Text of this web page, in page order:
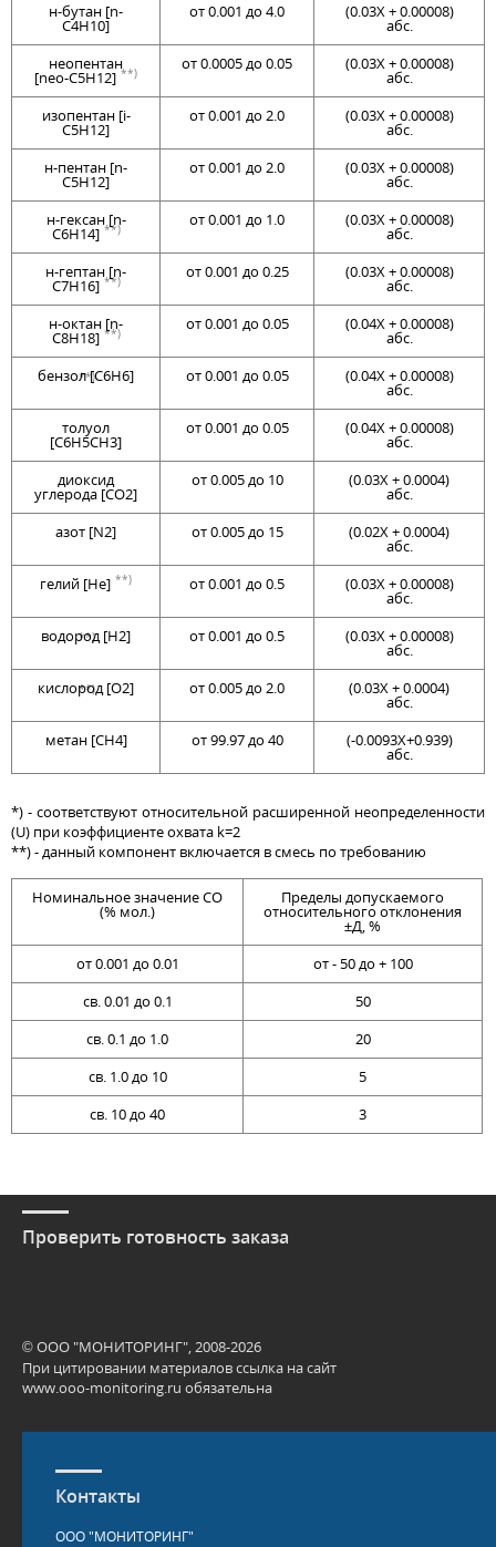
н-бутан [n-
C4H10]
от 0.001 до 4.0 (0.03Х + 0.00008)
абс.
нeoпентан
[neo-C5H12] **)
от 0.0005 до 0.05 (0.03Х + 0.00008)
абс.
изопентан [i-
C5H12]
от 0.001 до 2.0 (0.03Х + 0.00008)
абс.
н-пентан [n-
C5H12]
от 0.001 до 2.0 (0.03Х + 0.00008)
абс.
н-гексан [n-
C6H14] **)
от 0.001 до 1.0 (0.03Х + 0.00008)
абс.
н-гептан [n-
C7H16] **)
от 0.001 до 0.25 (0.03Х + 0.00008)
абс.
н-октан [n-
C8H18] **)
от 0.001 до 0.05 (0.04Х + 0.00008)
абс.
бензол [C6H6]
**) от 0.001 до 0.05 (0.04Х + 0.00008)
абс.
толуол
[C6H5CH3]
от 0.001 до 0.05 (0.04Х + 0.00008)
абс.
диоксид
углерода [CO2]
от 0.005 до 10 (0.03Х + 0.0004)
абс.
азот [N2]
от 0.005 до 15 (0.02Х + 0.0004)
абс.
гелий [He] **) от 0.001 до 0.5 (0.03Х + 0.00008)
абс.
водород [H2]
**) от 0.001 до 0.5 (0.03Х + 0.00008)
абс.
кислород [O2]
**) от 0.005 до 2.0 (0.03Х + 0.0004)
абс.
метан [CH4]
от 99.97 до 40 (-0.0093Х+0.939)
абс.
*) - соответствуют относительной расширенной неопределенности
(U) при коэффициенте охвата k=2
**) - данный компонент включается в смесь по требованию
Номинальное значение СО
(% мол.)
Пределы допускаемого
относительного отклонения
±Д, %
от 0.001 до 0.01
от - 50 до + 100
св. 0.01 до 0.1
50
св. 0.1 до 1.0
20
св. 1.0 до 10
5
св. 10 до 40
3
Проверить готовность заказа
© ООО "МОНИТОРИНГ", 2008-2026
При цитировании материалов ссылка на сайт
www.ooo-monitoring.ru обязательна
Контакты
ООО "МОНИТОРИНГ"